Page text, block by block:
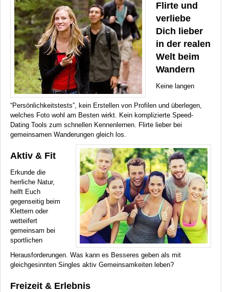
Flirte und
verliebe
Dich lieber
in der realen
Welt beim
Wandern
Keine langen
“Persönlichkeitstests”, kein Erstellen von Profilen und überlegen,
welches Foto wohl am Besten wirkt. Kein komplizierte Speed-
Dating Tools zum schnellen Kennenlernen. Flirte lieber bei
gemeinsamen Wanderungen gleich los.
Aktiv & Fit
Erkunde die
herrliche Natur,
helft Euch
gegenseitig beim
Klettern oder
wetteifert
gemeinsam bei
sportlichen
Herausforderungen. Was kann es Besseres geben als mit
gleichgesinnten Singles aktiv Gemeinsamkeiten leben?
Freizeit & Erlebnis